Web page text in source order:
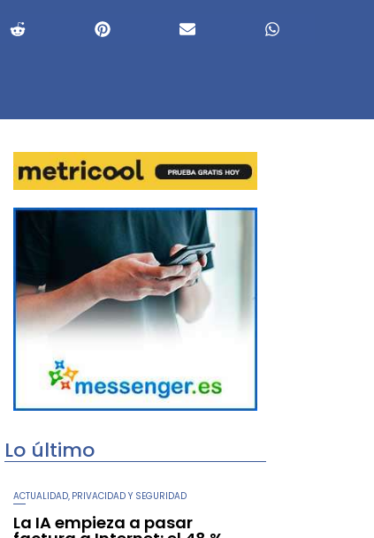
Lo último
ACTUALIDAD PRIVACIDAD Y SEGURIDAD
La IA empieza a pasar